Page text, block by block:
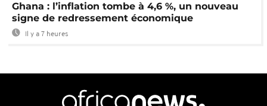
Ghana : l’inflation tombe à 4,6 %, un nouveau
signe de redressement économique
Il y a 7 heures